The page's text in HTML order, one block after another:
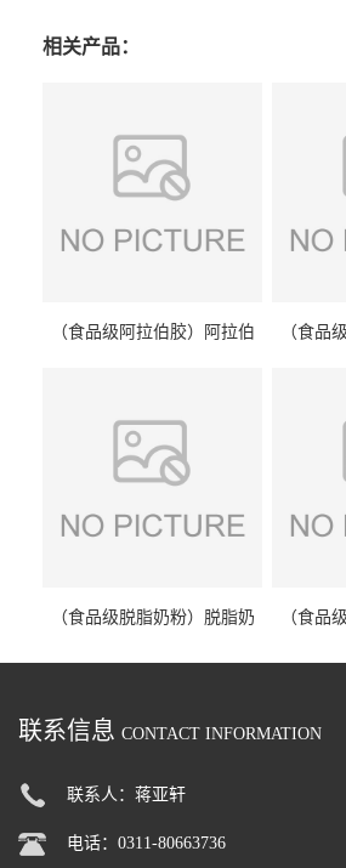
相关产品：
（食品级阿拉伯胶）阿拉伯
（食品
（食品级脱脂奶粉）脱脂奶
（食品
联系信息 CONTACT INFORMATION
联系人：蒋亚轩
电话：0311-80663736